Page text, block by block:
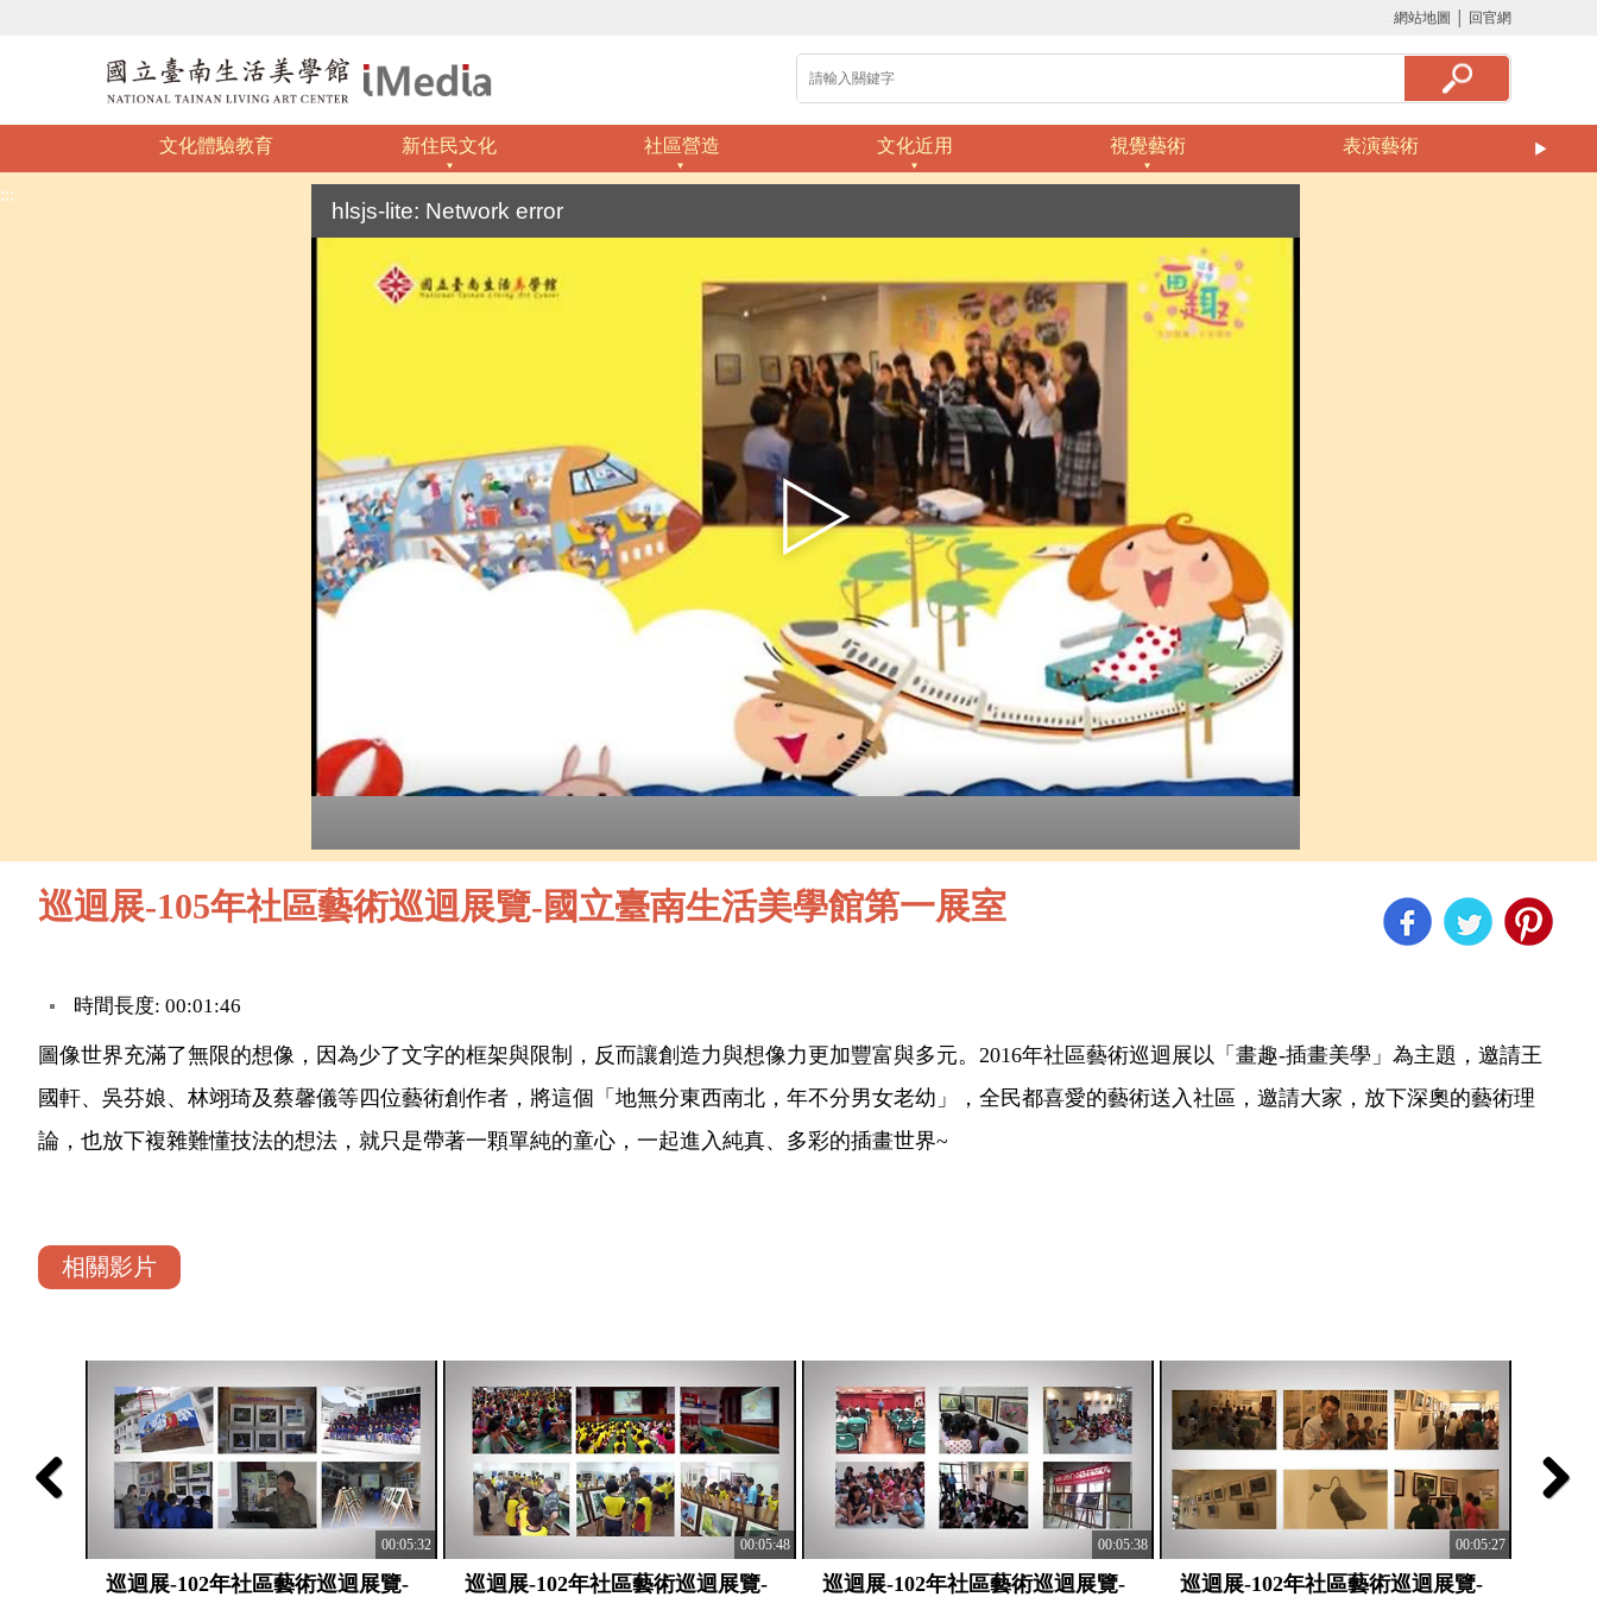
網站地圖 回官網
文化體驗教育 新住民文化 社區營造 文化近用 視覺藝術 表演藝術
:::
hlsjs-lite: Network error
巡迴展-105年社區藝術巡迴展覽-國立臺南生活美學館第一展室
時間長度: 00:01:46
圖像世界充滿了無限的想像，因為少了文字的框架與限制，反而讓創造力與想像力更加豐富與多元。2016年社區藝術巡迴展以「畫趣-插畫美學」為主題，邀請王
國軒、吳芬娘、林翊琦及蔡馨儀等四位藝術創作者，將這個「地無分東西南北，年不分男女老幼」，全民都喜愛的藝術送入社區，邀請大家，放下深奧的藝術理
論，也放下複雜難懂技法的想法，就只是帶著一顆單純的童心，一起進入純真、多彩的插畫世界~
相關影片
00:05:32
巡迴展-102年社區藝術巡迴展覽-
00:05:48
巡迴展-102年社區藝術巡迴展覽-
00:05:38
巡迴展-102年社區藝術巡迴展覽-
00:05:27
巡迴展-102年社區藝術巡迴展覽-